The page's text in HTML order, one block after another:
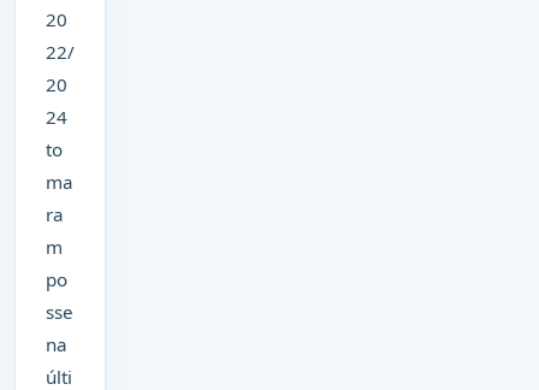
20
22/
20
24
to
ma
ra
m
po
sse
na
últi